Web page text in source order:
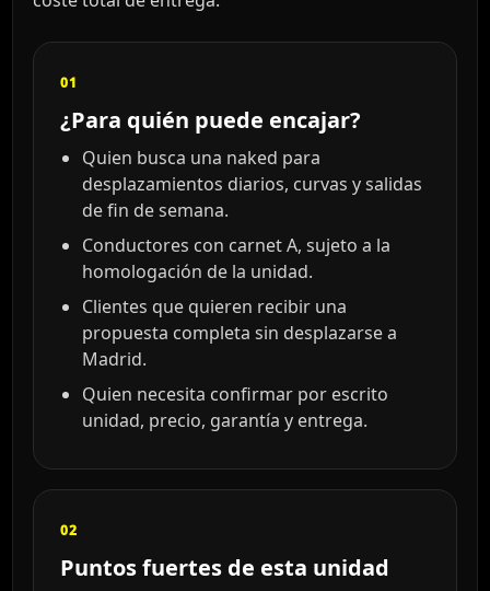
01
¿Para quién puede encajar?
Quien busca una naked para
desplazamientos diarios, curvas y salidas
de fin de semana.
Conductores con carnet A, sujeto a la
homologación de la unidad.
Clientes que quieren recibir una
propuesta completa sin desplazarse a
Madrid.
Quien necesita confirmar por escrito
unidad, precio, garantía y entrega.
02
Puntos fuertes de esta unidad